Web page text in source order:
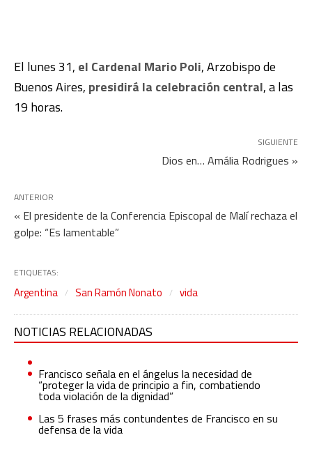
El lunes 31, el Cardenal Mario Poli, Arzobispo de
Buenos Aires, presidirá la celebración central, a las
19 horas.
SIGUIENTE
Dios en… Amália Rodrigues »
ANTERIOR
« El presidente de la Conferencia Episcopal de Malí rechaza el
golpe: “Es lamentable”
ETIQUETAS:
Argentina San Ramón Nonato vida
NOTICIAS RELACIONADAS
Francisco señala en el ángelus la necesidad de
“proteger la vida de principio a fin, combatiendo
toda violación de la dignidad”
Las 5 frases más contundentes de Francisco en su
defensa de la vida